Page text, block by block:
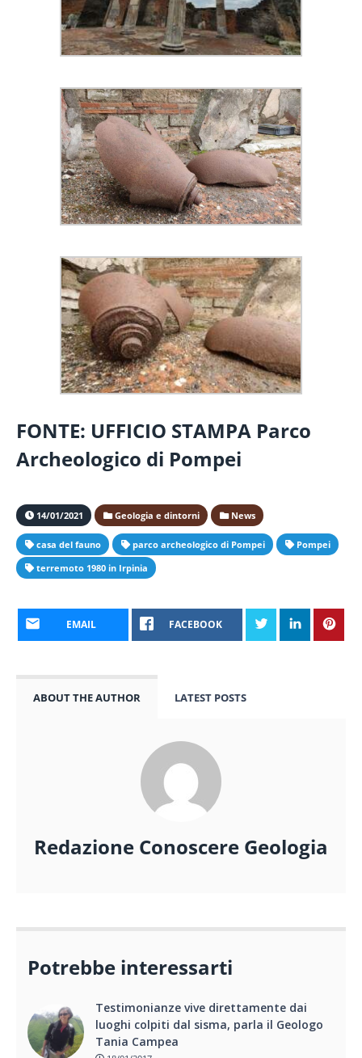
FONTE: UFFICIO STAMPA Parco
Archeologico di Pompei
14/01/2021 Geologia e dintorni News
casa del fauno parco archeologico di Pompei
Pompei
terremoto 1980 in Irpinia
EMAIL FACEBOOK
ABOUT THE AUTHOR LATEST POSTS
Redazione Conoscere Geologia
Potrebbe interessarti
Testimonianze vive direttamente dai
luoghi colpiti dal sisma, parla il Geologo
Tania Campea